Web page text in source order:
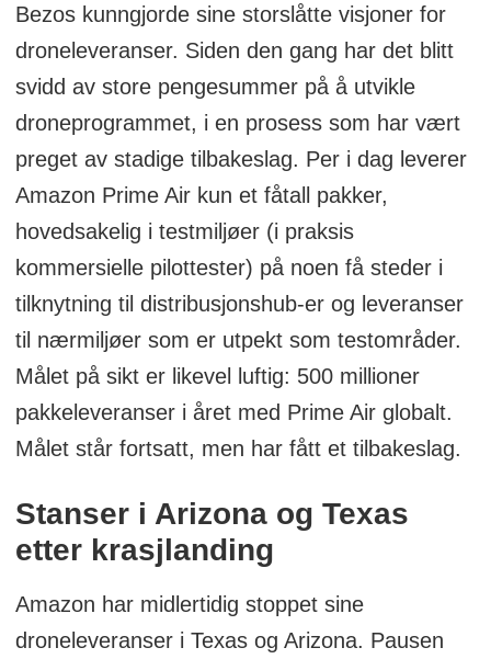
Bezos kunngjorde sine storslåtte visjoner for
droneleveranser. Siden den gang har det blitt
svidd av store pengesummer på å utvikle
droneprogrammet, i en prosess som har vært
preget av stadige tilbakeslag. Per i dag leverer
Amazon Prime Air kun et fåtall pakker,
hovedsakelig i testmiljøer (i praksis
kommersielle pilottester) på noen få steder i
tilknytning til distribusjonshub-er og leveranser
til nærmiljøer som er utpekt som testområder.
Målet på sikt er likevel luftig: 500 millioner
pakkeleveranser i året med Prime Air globalt.
Målet står fortsatt, men har fått et tilbakeslag.
Stanser i Arizona og Texas
etter krasjlanding
Amazon har midlertidig stoppet sine
droneleveranser i Texas og Arizona. Pausen